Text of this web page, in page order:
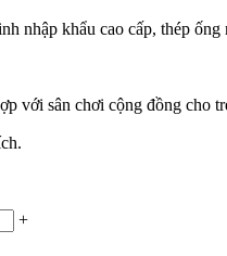
nhập khẩu cao cấp, thép ống
với sân chơi cộng đồng cho
+